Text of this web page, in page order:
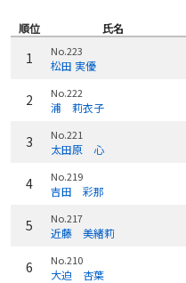
順位 氏名
1 No.223
松田 実優
2 No.222
浦 莉衣子
3 No.221
太田原 心
4 No.219
吉田 彩那
5 No.217
近藤 美緒莉
6 No.210
大迫 杏葉